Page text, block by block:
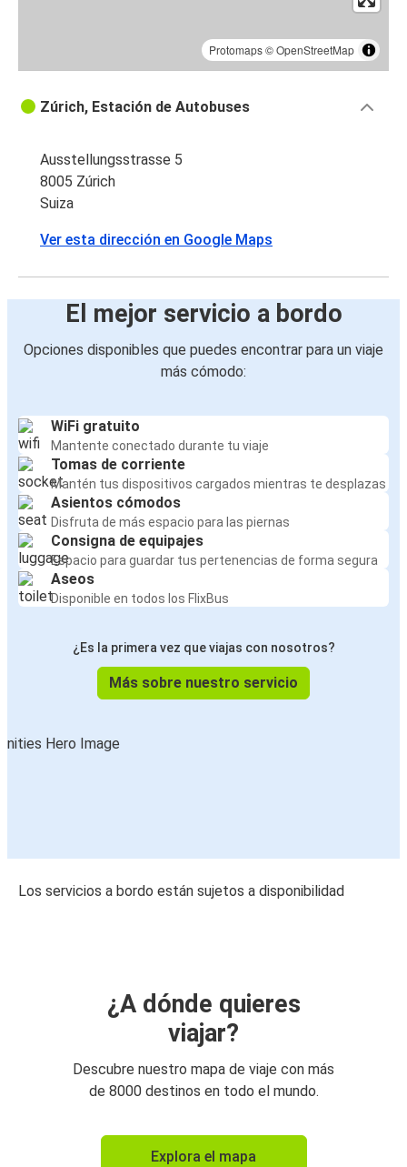
Protomaps©OpenStreetMap
Zúrich, Estación de Autobuses
Ausstellungsstrasse 5
8005 Zúrich
Suiza
Ver esta dirección en Google Maps
El mejor servicio a bordo
Opciones disponibles que puedes encontrar para un viaje
más cómodo:
WiFi gratuito
Mantente conectado durante tu viaje
Tomas de corriente
Mantén tus dispositivos cargados mientras te desplazas
Asientos cómodos
Disfruta de más espacio para las piernas
Consigna de equipajes
Espacio para guardar tus pertenencias de forma segura
Aseos
Disponible en todos los FlixBus
¿Es la primera vez que viajas con nosotros?
Más sobre nuestro servicio
Los servicios a bordo están sujetos a disponibilidad
¿A dónde quieres
viajar?
Descubre nuestro mapa de viaje con más
de 8000 destinos en todo el mundo.
Explora el mapa